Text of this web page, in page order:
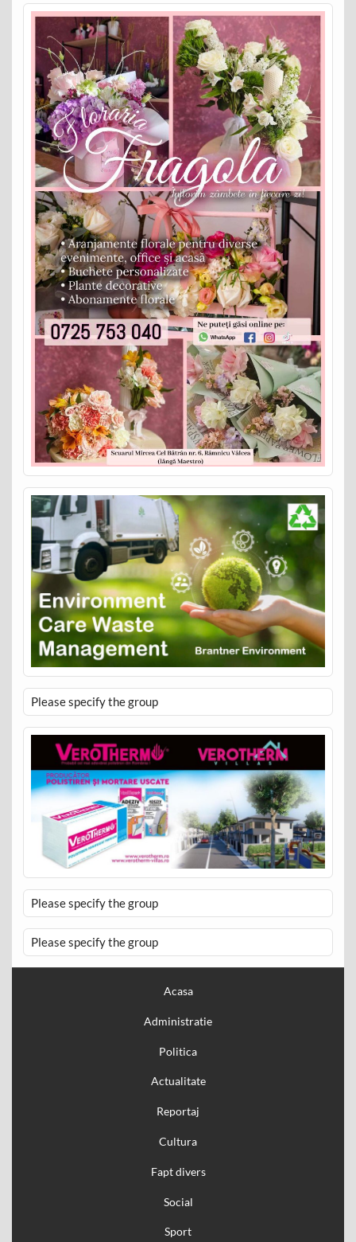
Please specify the group
Please specify the group
Please specify the group
Acasa
Administratie
Politica
Actualitate
Reportaj
Cultura
Fapt divers
Social
Sport